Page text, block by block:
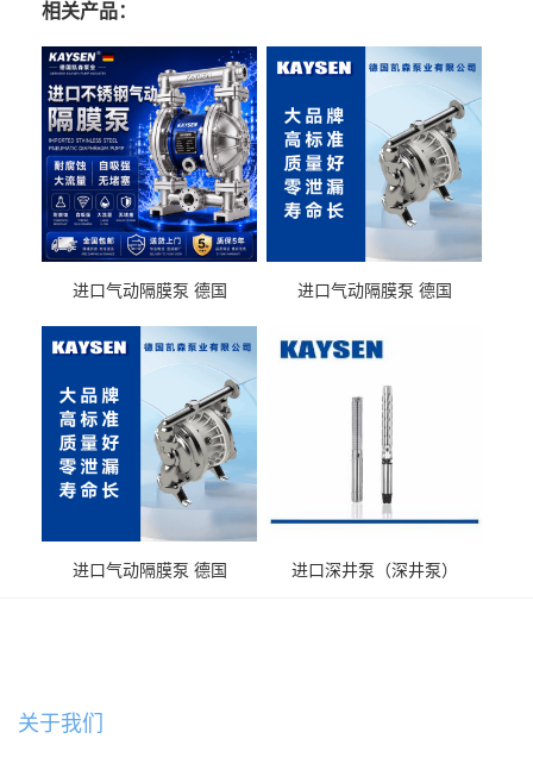
相关产品：
进口气动隔膜泵 德国
送气动泵
进口气动隔膜泵 德国
输送
进口气动隔膜泵 德国
进口深井泵（深井泵）
关于我们